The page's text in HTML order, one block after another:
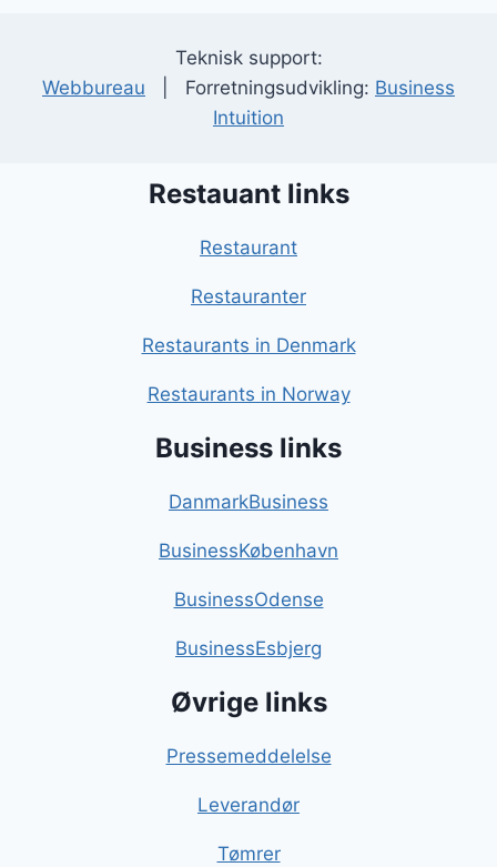
Teknisk support:
Webbureau | Forretningsudvikling: Business
Intuition
Restauant links
Restaurant
Restauranter
Restaurants in Denmark
Restaurants in Norway
Business links
DanmarkBusiness
BusinessKøbenhavn
BusinessOdense
BusinessEsbjerg
Øvrige links
Pressemeddelelse
Leverandør
Tømrer